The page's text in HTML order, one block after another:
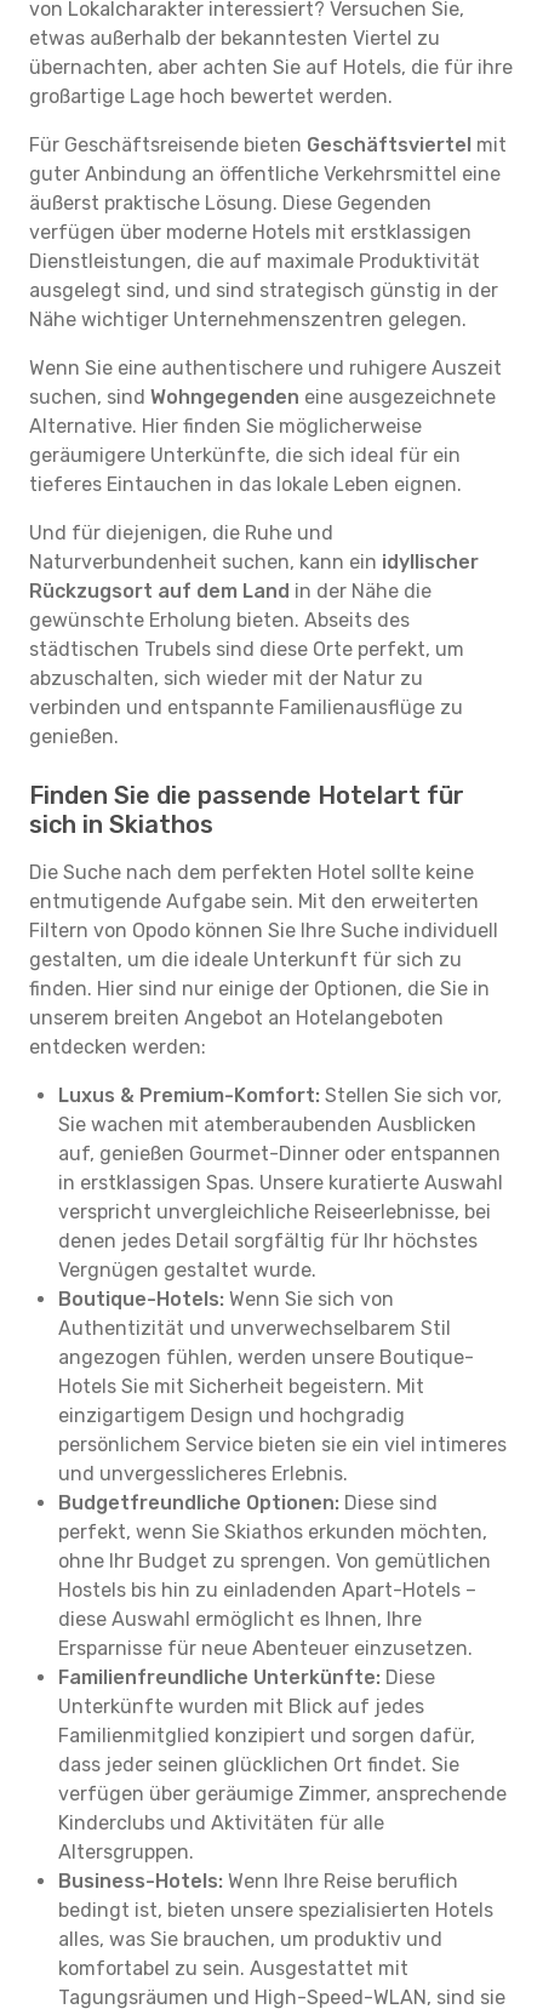
von Lokalcharakter interessiert? Versuchen Sie,
etwas außerhalb der bekanntesten Viertel zu
übernachten, aber achten Sie auf Hotels, die für ihre
großartige Lage hoch bewertet werden.
Für Geschäftsreisende bieten Geschäftsviertel mit
guter Anbindung an öffentliche Verkehrsmittel eine
äußerst praktische Lösung. Diese Gegenden
verfügen über moderne Hotels mit erstklassigen
Dienstleistungen, die auf maximale Produktivität
ausgelegt sind, und sind strategisch günstig in der
Nähe wichtiger Unternehmenszentren gelegen.
Wenn Sie eine authentischere und ruhigere Auszeit
suchen, sind Wohngegenden eine ausgezeichnete
Alternative. Hier finden Sie möglicherweise
geräumigere Unterkünfte, die sich ideal für ein
tieferes Eintauchen in das lokale Leben eignen.
Und für diejenigen, die Ruhe und
Naturverbundenheit suchen, kann ein idyllischer
Rückzugsort auf dem Land in der Nähe die
gewünschte Erholung bieten. Abseits des
städtischen Trubels sind diese Orte perfekt, um
abzuschalten, sich wieder mit der Natur zu
verbinden und entspannte Familienausflüge zu
genießen.
Finden Sie die passende Hotelart für
sich in Skiathos
Die Suche nach dem perfekten Hotel sollte keine
entmutigende Aufgabe sein. Mit den erweiterten
Filtern von Opodo können Sie Ihre Suche individuell
gestalten, um die ideale Unterkunft für sich zu
finden. Hier sind nur einige der Optionen, die Sie in
unserem breiten Angebot an Hotelangeboten
entdecken werden:
Luxus & Premium-Komfort: Stellen Sie sich vor,
Sie wachen mit atemberaubenden Ausblicken
auf, genießen Gourmet-Dinner oder entspannen
in erstklassigen Spas. Unsere kuratierte Auswahl
verspricht unvergleichliche Reiseerlebnisse, bei
denen jedes Detail sorgfältig für Ihr höchstes
Vergnügen gestaltet wurde.
Boutique-Hotels: Wenn Sie sich von
Authentizität und unverwechselbarem Stil
angezogen fühlen, werden unsere Boutique-
Hotels Sie mit Sicherheit begeistern. Mit
einzigartigem Design und hochgradig
persönlichem Service bieten sie ein viel intimeres
und unvergesslicheres Erlebnis.
Budgetfreundliche Optionen: Diese sind
perfekt, wenn Sie Skiathos erkunden möchten,
ohne Ihr Budget zu sprengen. Von gemütlichen
Hostels bis hin zu einladenden Apart-Hotels –
diese Auswahl ermöglicht es Ihnen, Ihre
Ersparnisse für neue Abenteuer einzusetzen.
Familienfreundliche Unterkünfte: Diese
Unterkünfte wurden mit Blick auf jedes
Familienmitglied konzipiert und sorgen dafür,
dass jeder seinen glücklichen Ort findet. Sie
verfügen über geräumige Zimmer, ansprechende
Kinderclubs und Aktivitäten für alle
Altersgruppen.
Business-Hotels: Wenn Ihre Reise beruflich
bedingt ist, bieten unsere spezialisierten Hotels
alles, was Sie brauchen, um produktiv und
komfortabel zu sein. Ausgestattet mit
Tagungsräumen und High-Speed-WLAN, sind sie